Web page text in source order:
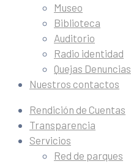
Museo
Biblioteca
Auditorio
Radio identidad
Quejas Denuncias
Nuestros contactos
Rendición de Cuentas
Transparencia
Servicios
Red de parques